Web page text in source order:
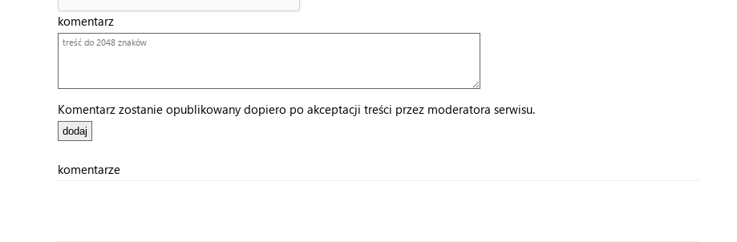
komentarz
Komentarz zostanie opublikowany dopiero po akceptacji treści przez moderatora serwisu.
komentarze